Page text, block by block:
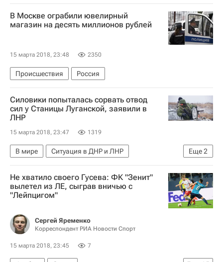
В Москве ограбили ювелирный
магазин на десять миллионов рублей
15 марта 2018, 23:48 2350
Происшествия Россия
Силовики попыталась сорвать отвод
сил у Станицы Луганской, заявили в
ЛНР
15 марта 2018, 23:47 1319
Еще2
В мире
Ситуация в ДНР и ЛНР
Луганская Народная Республика
Украина
Не хватило своего Гусева: ФК "Зенит"
вылетел из ЛЕ, сыграв вничью с
"Лейпцигом"
Сергей Яременко
Корреспондент РИА Новости Спорт
15 марта 2018, 23:45 7